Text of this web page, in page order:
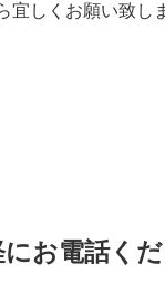
宜しくお願い致し
にお電話く